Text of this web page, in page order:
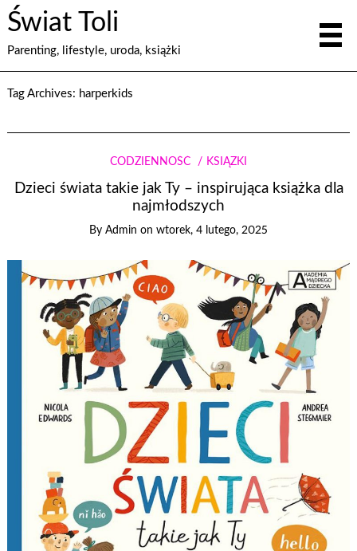
Świat Toli
Parenting, lifestyle, uroda, książki
Tag Archives: harperkids
CODZIENNOŚĆ KSIĄŻKI
Dzieci świata takie jak Ty – inspirująca książka dla
najmłodszych
By Admin on wtorek, 4 lutego, 2025